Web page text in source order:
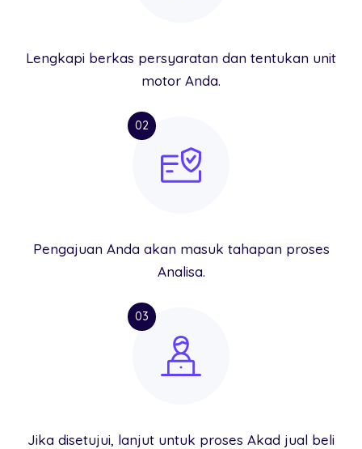
Lengkapi berkas persyaratan dan tentukan unit
motor Anda.
02
Pengajuan Anda akan masuk tahapan proses
Analisa.
03
Jika disetujui, lanjut untuk proses Akad jual beli